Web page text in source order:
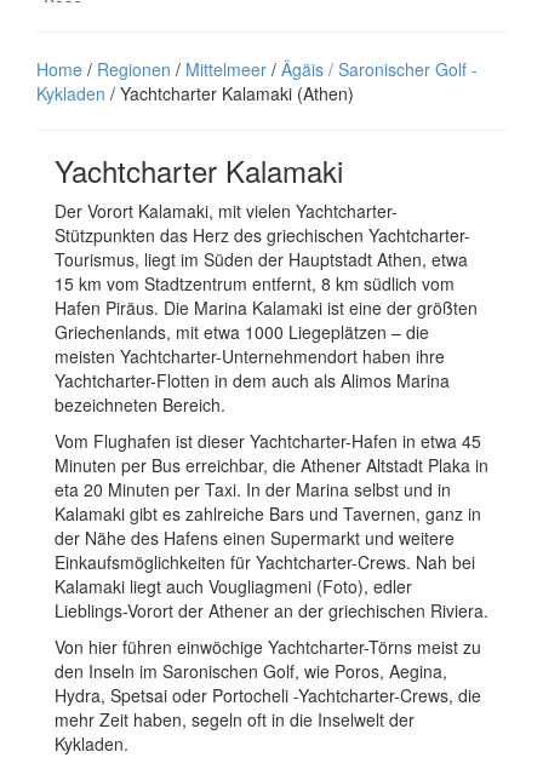
Home / Regionen / Mittelmeer / Ägäis / Saronischer Golf -
Kykladen / Yachtcharter Kalamaki (Athen)
Yachtcharter Kalamaki
Der Vorort Kalamaki, mit vielen Yachtcharter-
Stützpunkten das Herz des griechischen Yachtcharter-
Tourismus, liegt im Süden der Hauptstadt Athen, etwa
15 km vom Stadtzentrum entfernt, 8 km südlich vom
Hafen Piräus. Die Marina Kalamaki ist eine der größten
Griechenlands, mit etwa 1000 Liegeplätzen – die
meisten Yachtcharter-Unternehmendort haben ihre
Yachtcharter-Flotten in dem auch als Alimos Marina
bezeichneten Bereich.
Vom Flughafen ist dieser Yachtcharter-Hafen in etwa 45
Minuten per Bus erreichbar, die Athener Altstadt Plaka in
eta 20 Minuten per Taxi. In der Marina selbst und in
Kalamaki gibt es zahlreiche Bars und Tavernen, ganz in
der Nähe des Hafens einen Supermarkt und weitere
Einkaufsmöglichkeiten für Yachtcharter-Crews. Nah bei
Kalamaki liegt auch Vougliagmeni (Foto), edler
Lieblings-Vorort der Athener an der griechischen Riviera.
Von hier führen einwöchige Yachtcharter-Törns meist zu
den Inseln im Saronischen Golf, wie Poros, Aegina,
Hydra, Spetsai oder Portocheli -Yachtcharter-Crews, die
mehr Zeit haben, segeln oft in die Inselwelt der
Kykladen.